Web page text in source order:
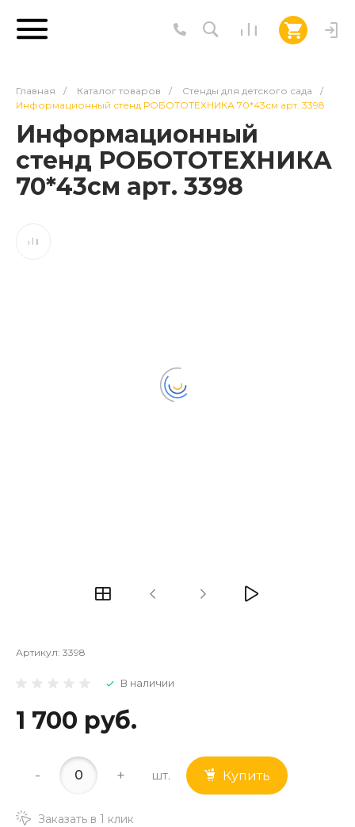
Главная / Каталог товаров / Стенды для детского сада
/
Информационный стенд РОБОТОТЕХНИКА 70*43см арт. 3398
Информационный
стенд РОБОТОТЕХНИКА
70*43см арт. 3398
Артикул: 3398
В наличии
1 700 руб.
- + шт. Купить
Заказать в 1 клик